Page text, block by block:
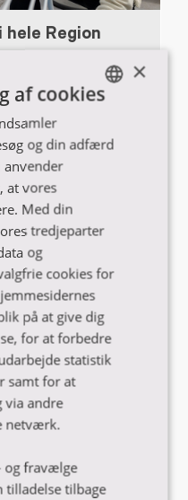
hele Region
og e-bøger
DANISH
×
af cookies
og din adfærd
anvender
at vores
Med din
tredjeparter
og
cookies for
på at give dig
for at forbedre
statistik
samt for at
via andre
netværk.
og fravælge
tilbage